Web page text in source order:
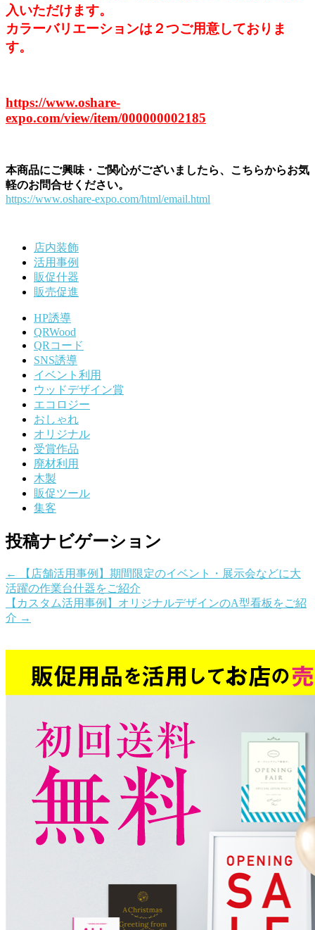
入いただけます。
カラーバリエーションは ２つご用意しておりま
す。
https://www.oshare-
expo.com/view/item/000000002185
本商品にご興味・ご関心がございましたら、こちらからお気
軽のお問合せください。
https://www.oshare-expo.com/html/email.html
店内装飾
活用事例
販促什器
販売促進
HP誘導
QRWood
QRコード
SNS誘導
イベント利用
ウッドデザイン賞
エコロジー
おしゃれ
オリジナル
受賞作品
廃材利用
木製
販促ツール
集客
投稿ナビゲーション
←
【店舗活用事例】期間限定のイベント・展示会などに大
活躍の作業台什器をご紹介
【カスタム活用事例】オリジナルデザインのA型看板をご紹
介 →